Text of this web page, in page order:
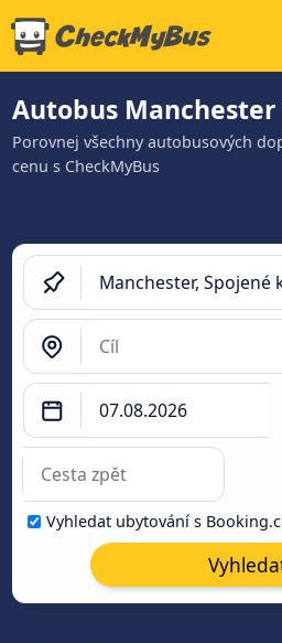
Autobus
Porovnej všechny autobusových
cenu s CheckMyBus
Vyhledat ubytování s